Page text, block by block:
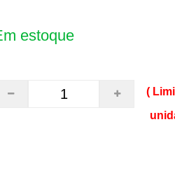
estoque
(